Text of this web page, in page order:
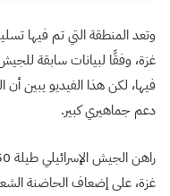
وتعد المنطقة التي تم فيها
غزة، وفقًا لبيانات سابقة
فيها، لكن هذا الفيديو يبين
دعم جماهيري كبير.
غزة، على إضعاف الحاضنة